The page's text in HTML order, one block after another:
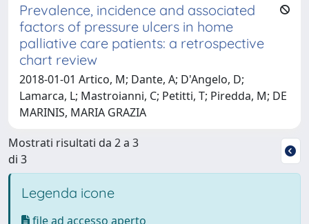
Prevalence, incidence and associated
factors of pressure ulcers in home
palliative care patients: a retrospective
chart review
2018-01-01 Artico, M; Dante, A; D'Angelo, D;
Lamarca, L; Mastroianni, C; Petitti, T; Piredda, M; DE
MARINIS, MARIA GRAZIA
Mostrati risultati da 2 a 3
di 3
Legenda icone
file ad accesso aperto